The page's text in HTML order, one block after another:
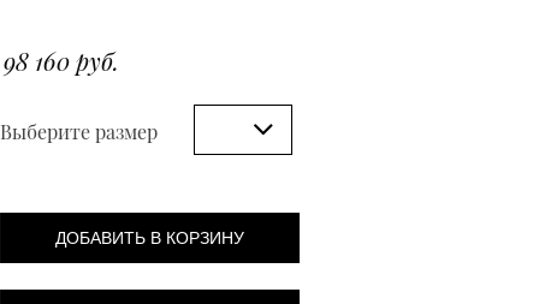
98 160 руб.
Выберите размер
ДОБАВИТЬ В КОРЗИНУ